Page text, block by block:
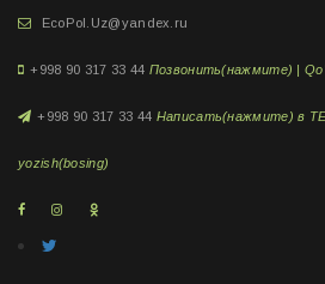
EcoPol.Uz@yandex.ru
+998 90 317 33 44 Позвонить(нажмите) |
+998 90 317 33 44 Написать(нажмите) в
yozish(bosing)